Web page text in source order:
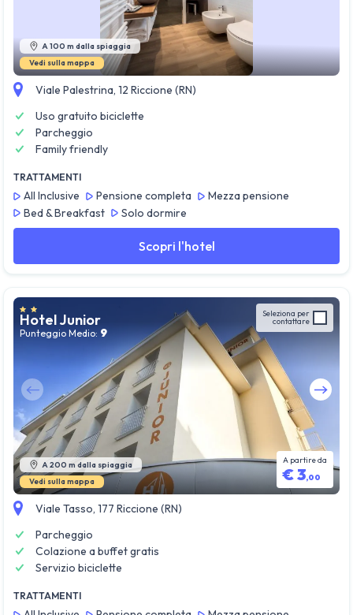
A 100 m dalla spiaggia
Vedi sulla mappa
Viale Palestrina, 12 Riccione (RN)
Uso gratuito biciclette
Parcheggio
Family friendly
TRATTAMENTI
All Inclusive Pensione completa
Mezza pensione
Bed & Breakfast
Solo dormire
Scopri l'hotel
Guarda tutte le foto
Hotel Junior
Punteggio Medio: 9
Seleziona per
contattare
A 200 m dalla spiaggia
Vedi sulla mappa
A partire da
€3,00
Viale Tasso, 177 Riccione (RN)
Parcheggio
Colazione a buffet gratis
Servizio biciclette
TRATTAMENTI